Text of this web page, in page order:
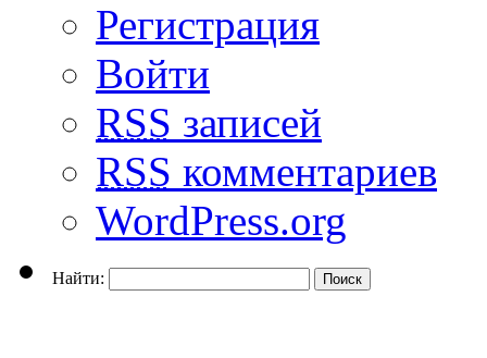
Регистрация
Войти
RSS записей
RSS комментариев
WordPress.org
Найти: